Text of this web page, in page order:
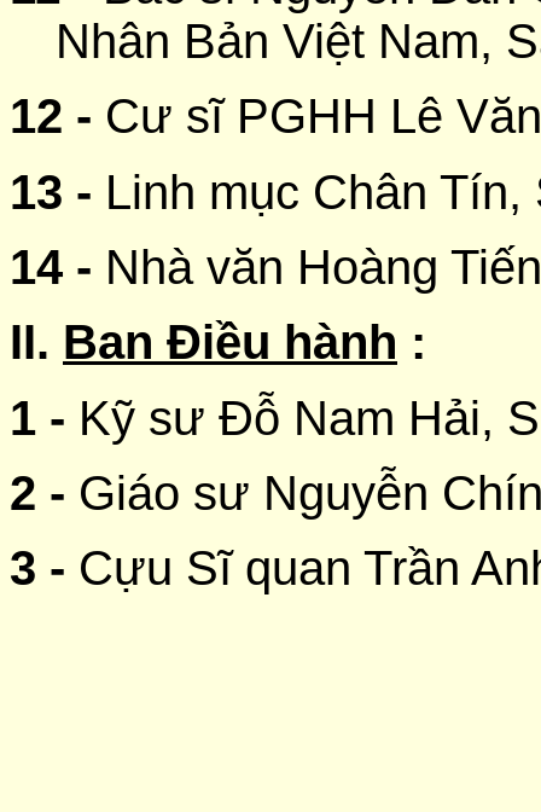
Nhân Bản Việt Nam,
12 - Cư sĩ PGHH Lê
13 - Linh mục Chân Tín,
14 - Nhà văn Hoàng
II. Ban Điều hành :
1 - Kỹ sư Đỗ Nam Hải,
2 - Giáo sư Nguyễn
3 - Cựu Sĩ quan Trần